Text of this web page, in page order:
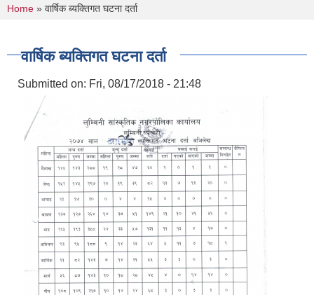
You are here
Home » वार्षिक ब्यक्तिगत घटना दर्ता
वार्षिक ब्यक्तिगत घटना दर्ता
Submitted on: Fri, 08/17/2018 - 21:48